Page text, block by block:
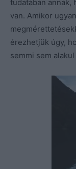
tudatában annak,
van. Amikor
érezhetjük úgy,
semmi sem